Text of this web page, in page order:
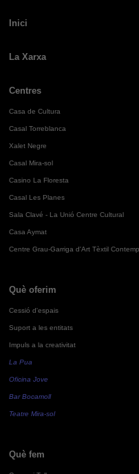
Inici
La Xarxa
Centres
Casa de Cultura
Casal Torreblanca
Xalet Negre
Casal Mira-sol
Casino La Floresta
Casal Les Planes
Sala Clavé - La Unió Centre Cultural
Casa Aymat
Centre Grau-Garriga d'Art Tèxtil
Què oferim
Cessió d'espais
Suport a les entitats
Impuls a la creativitat
La Pua
Oficina Jove
Bar Bocamoll
Teatre Mira-sol
Què fem